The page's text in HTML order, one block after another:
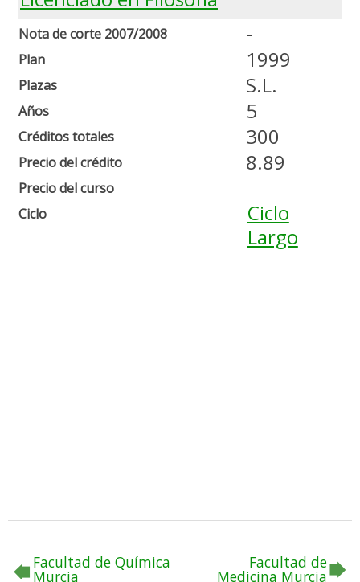
Nota de corte 2007/2008
Plan
Plazas
Años
Créditos totales
Precio del crédito
Precio del curso
Ciclo
-
1999
S.L.
5
300
8.89
Ciclo
Largo
Facultad de Química
Murcia
Facultad de
Medicina Murcia